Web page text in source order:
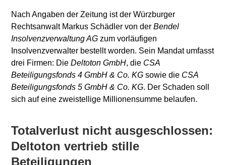
Nach Angaben der Zeitung ist der Würzburger
Rechtsanwalt Markus Schädler von derBendel
Insolvenzverwaltung AG zum vorläufigen
Insolvenzverwalter bestellt worden. Sein Mandat umfasst
drei Firmen: DieDeltoton GmbH, die CSA
Beteiligungsfonds 4 GmbH & Co. KG sowie die CSA
Beteiligungsfonds 5 GmbH & Co. KG. Der Schaden soll
sich auf eine zweistellige Millionensumme belaufen.
Totalverlust nicht ausgeschlossen:
Deltoton vertrieb stille
Beteiligungen